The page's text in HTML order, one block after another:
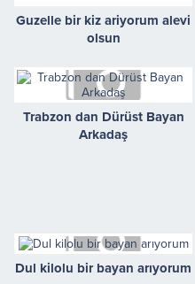
Guzelle bir kiz ariyorum alevi
olsun
Trabzon dan Dürüst Bayan
Arkadaş
Dul kilolu bir bayan arıyorum